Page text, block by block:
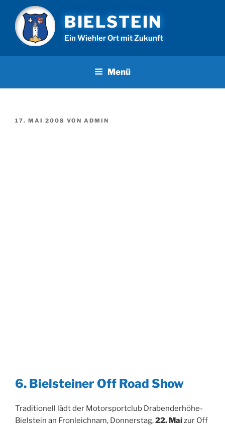
Inhalt
springen
BIELSTEIN
Ein Wiehler Ort mit Zukunft
Menü
VERÖFFENTLICHT
17. MAI 2008 VON ADMIN
6. Bielsteiner Off Road Show
Traditionell lädt der Motorsportclub Drabenderhöhe-
Bielstein an Fronleichnam, Donnerstag,22. Maizur Off